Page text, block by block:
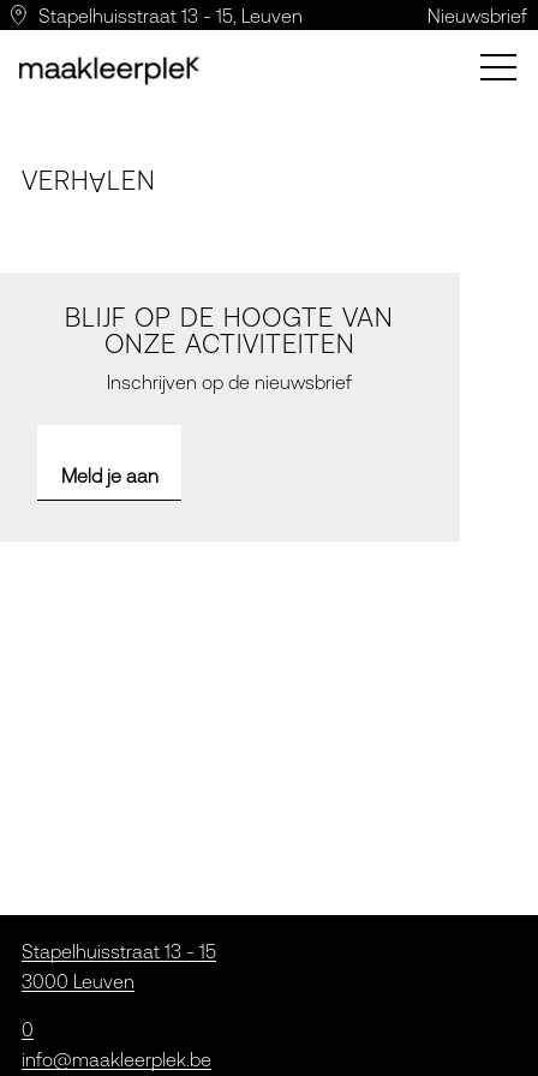
Stapelhuisstraat 13 - 15, Leuven Nieuwsbrief
VERHALEN
BLIJF OP DE HOOGTE VAN
ONZE ACTIVITEITEN
Inschrijven op de nieuwsbrief
Meld je aan
Stapelhuisstraat 13 - 15
3000 Leuven
0
info@maakleerplek.be